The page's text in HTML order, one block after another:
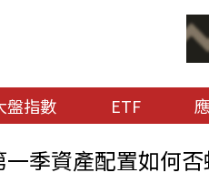
盤指數 ETF
季資產配置如何